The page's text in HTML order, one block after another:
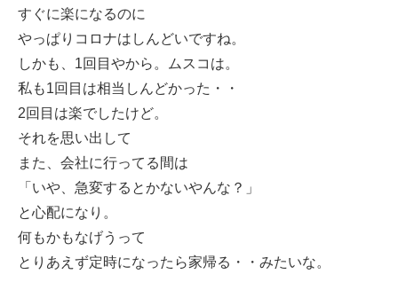
すぐに楽になるのに
やっぱりコロナはしんどいですね。
しかも、1回目やから。ムスコは。
私も1回目は相当しんどかった・・
2回目は楽でしたけど。
それを思い出して
また、会社に行ってる間は
「いや、急変するとかないやんな？」
と心配になり。
何もかもなげうって
とりあえず定時になったら家帰る・・みたいな。